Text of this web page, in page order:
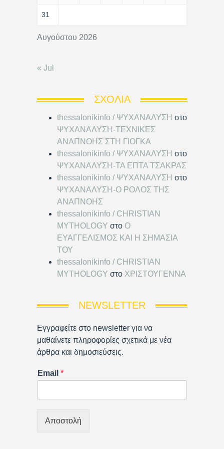
Αυγούστου 2026
31
« Jul
ΣΧΌΛΙΑ
thessalonikinfo / ΨΥΧΑΝΑΛΥΣΗ στο
ΨΥΧΑΝΑΛΥΣΗ-ΤΕΧΝΙΚΕΣ
ΑΝΑΠΝΟΗΣ ΣΤΗ ΓΙΟΓΚΑ
thessalonikinfo / ΨΥΧΑΝΑΛΥΣΗ στο
ΨΥΧΑΝΑΛΥΣΗ-ΤΑ ΕΠΤΑ ΤΣΑΚΡΑΣ
thessalonikinfo / ΨΥΧΑΝΑΛΥΣΗ στο
ΨΥΧΑΝΑΛΥΣΗ-Ο ΡΟΛΟΣ ΤΗΣ
ΑΝΑΠΝΟΗΣ
thessalonikinfo / CHRISTIAN
MYTHOLOGY στο Ο
ΕΥΑΓΓΕΛΙΣΜΟΣ ΚΑΙ Η ΣΗΜΑΣΙΑ
ΤΟΥ
thessalonikinfo / CHRISTIAN
MYTHOLOGY στο ΧΡΙΣΤΟΥΓΕΝΝΑ
NEWSLETTER
Εγγραφείτε στο newsletter για να
μαθαίνετε πληροφορίες σχετικά με νέα
άρθρα και δημοσιεύσεις.
Email *
Αποστολή